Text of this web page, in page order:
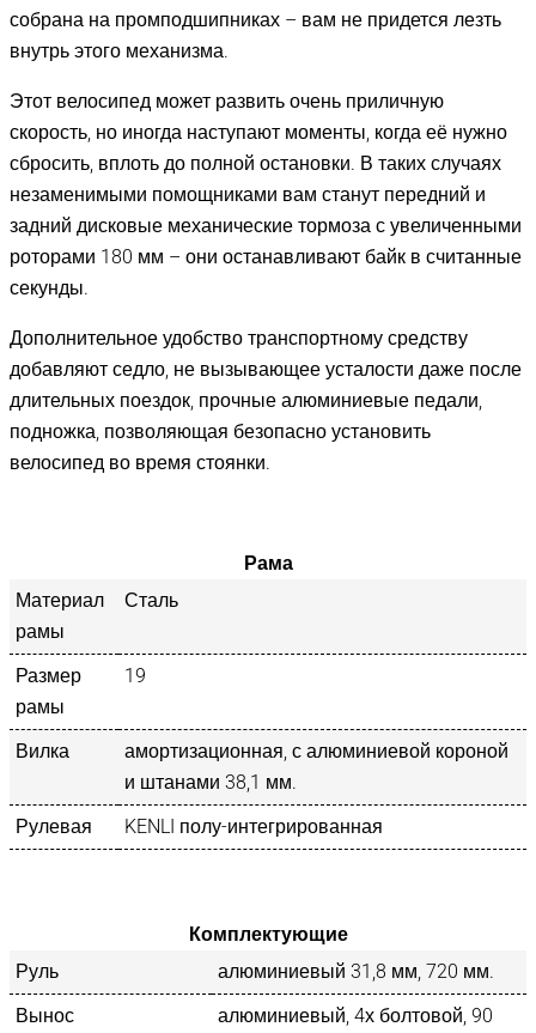
собрана на промподшипниках – вам не придется лезть
внутрь этого механизма.
Этот велосипед может развить очень приличную
скорость, но иногда наступают моменты, когда её нужно
сбросить, вплоть до полной остановки. В таких случаях
незаменимыми помощниками вам станут передний и
задний дисковые механические тормоза с увеличенными
роторами 180 мм – они останавливают байк в считанные
секунды.
Дополнительное удобство транспортному средству
добавляют седло, не вызывающее усталости даже после
длительных поездок, прочные алюминиевые педали,
подножка, позволяющая безопасно установить
велосипед во время стоянки.
Рама
Материал
рамы
Сталь
Размер
рамы
19
Вилка
амортизационная, с алюминиевой короной
и штанами 38,1 мм.
Рулевая
KENLI полу-интегрированная
Комплектующие
Руль
алюминиевый 31,8 мм, 720 мм.
Вынос
алюминиевый, 4х болтовой, 90